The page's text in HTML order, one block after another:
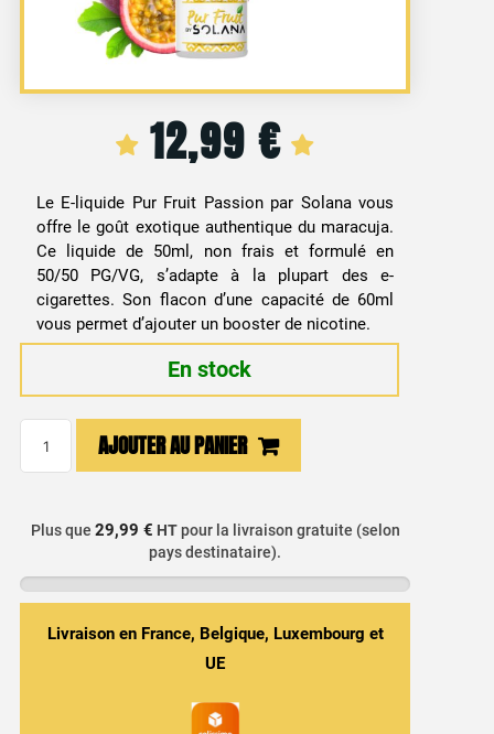
12,99 €
Le E-liquide Pur Fruit Passion par Solana vous
offre le goût exotique authentique du maracuja.
Ce liquide de 50ml, non frais et formulé en
50/50 PG/VG, s’adapte à la plupart des e-
cigarettes. Son flacon d’une capacité de 60ml
vous permet d’ajouter un booster de nicotine.
En stock
la
Passion
AJOUTER AU PANIER
Plus que 29,99 € HTpour la livraison gratuite (selon
pays destinataire).
Livraison en France, Belgique, Luxembourg et
UE